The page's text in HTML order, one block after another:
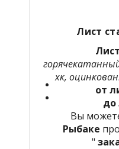
Лист
хк,
от
до
Вы
Рыбаке
"